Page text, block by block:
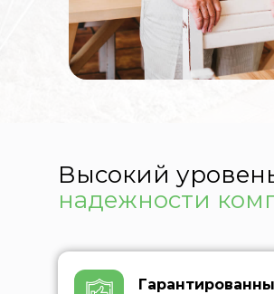
Высокий
надежности